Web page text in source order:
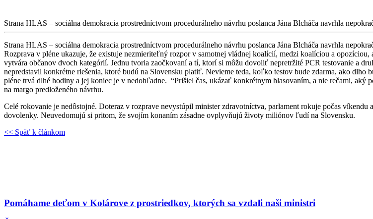
Strana HLAS – sociálna demokracia prostredníctvom procedurálneho návrhu poslanca Jána Blcháča navrhla
Strana HLAS – sociálna demokracia prostredníctvom procedurálneho návrhu poslanca Jána Blcháča navrhla
Rozprava v pléne ukazuje, že existuje nezmieriteľný rozpor v samotnej vládnej koalícií, medzi koalíciou a
vytvára občanov dvoch kategórií. Jednu tvoria zaočkovaní a tí, ktorí si môžu dovoliť nepretržité PCR testovanie a
nepredstavil konkrétne riešenia, ktoré budú na Slovensku platiť. Nevieme teda, koľko testov bude zdarma, ako
pléne trvá dlhé hodiny a jej koniec je v nedohľadne. “Prišiel čas, ukázať konkrétnym hlasovaním, a nie rečami, aký
na margo predloženého návrhu.
Celé rokovanie je nedôstojné. Doteraz v rozprave nevystúpil minister zdravotníctva, parlament rokuje počas
dovolenky. Neuvedomujú si pritom, že svojím konaním zásadne ovplyvňujú životy miliónov ľudí na Slovensku.
<< Späť k článkom
Pomáhame deťom v Kolárove z prostriedkov, ktorých sa vzdali naši ministri